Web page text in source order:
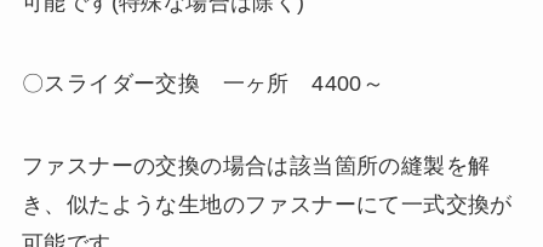
〇スライダー交換 一ヶ所 4400～
ファスナーの交換の場合は該当箇所の縫製を解
き、似たような生地のファスナーにて一式交換が